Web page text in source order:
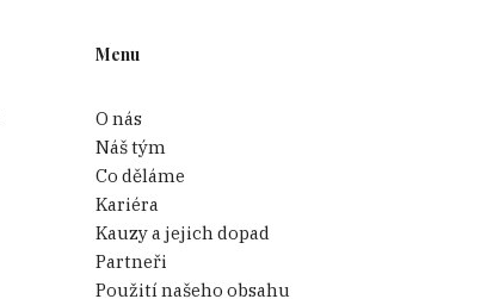
Menu
O nás
Náš tým
Co děláme
Kariéra
Kauzy a jejich dopad
Partneři
Použití našeho obsahu